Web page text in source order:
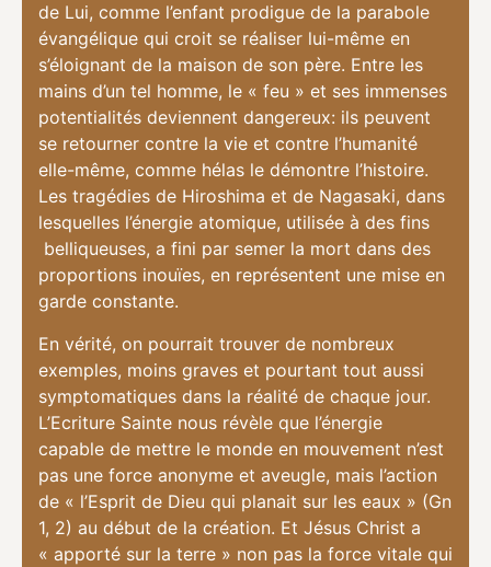
de Lui, comme l’enfant prodigue de la parabole
évangélique qui croit se réaliser lui-même en
s’éloignant de la maison de son père. Entre les
mains d’un tel homme, le « feu » et ses immenses
potentialités deviennent dangereux: ils peuvent
se retourner contre la vie et contre l’humanité
elle-même, comme hélas le démontre l’histoire.
Les tragédies de Hiroshima et de Nagasaki, dans
lesquelles l’énergie atomique, utilisée à des fins
belliqueuses, a fini par semer la mort dans des
proportions inouïes, en représentent une mise en
garde constante.
En vérité, on pourrait trouver de nombreux
exemples, moins graves et pourtant tout aussi
symptomatiques dans la réalité de chaque jour.
L’Ecriture Sainte nous révèle que l’énergie
capable de mettre le monde en mouvement n’est
pas une force anonyme et aveugle, mais l’action
de « l’Esprit de Dieu qui planait sur les eaux » (Gn
1, 2) au début de la création. Et Jésus Christ a
« apporté sur la terre » non pas la force vitale qui